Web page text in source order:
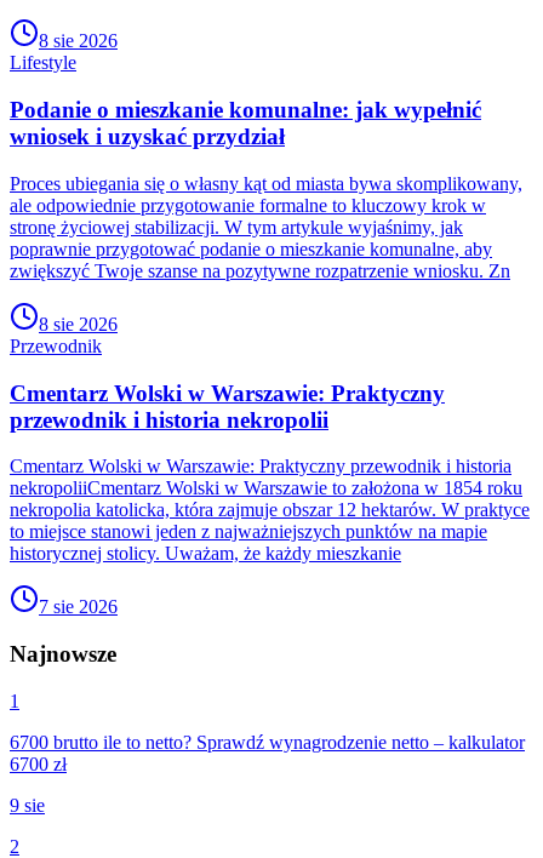
8 sie 2026
Lifestyle
Podanie o mieszkanie komunalne: jak wypełnić
wniosek i uzyskać przydział
Proces ubiegania się o własny kąt od miasta bywa skomplikowany,
ale odpowiednie przygotowanie formalne to kluczowy krok w
stronę życiowej stabilizacji. W tym artykule wyjaśnimy, jak
poprawnie przygotować podanie o mieszkanie komunalne, aby
zwiększyć Twoje szanse na pozytywne rozpatrzenie wniosku. Zn
8 sie 2026
Przewodnik
Cmentarz Wolski w Warszawie: Praktyczny
przewodnik i historia nekropolii
Cmentarz Wolski w Warszawie: Praktyczny przewodnik i historia
nekropoliiCmentarz Wolski w Warszawie to założona w 1854 roku
nekropolia katolicka, która zajmuje obszar 12 hektarów. W praktyce
to miejsce stanowi jeden z najważniejszych punktów na mapie
historycznej stolicy. Uważam, że każdy mieszkanie
7 sie 2026
Najnowsze
1
6700 brutto ile to netto? Sprawdź wynagrodzenie netto – kalkulator
6700 zł
9 sie
2